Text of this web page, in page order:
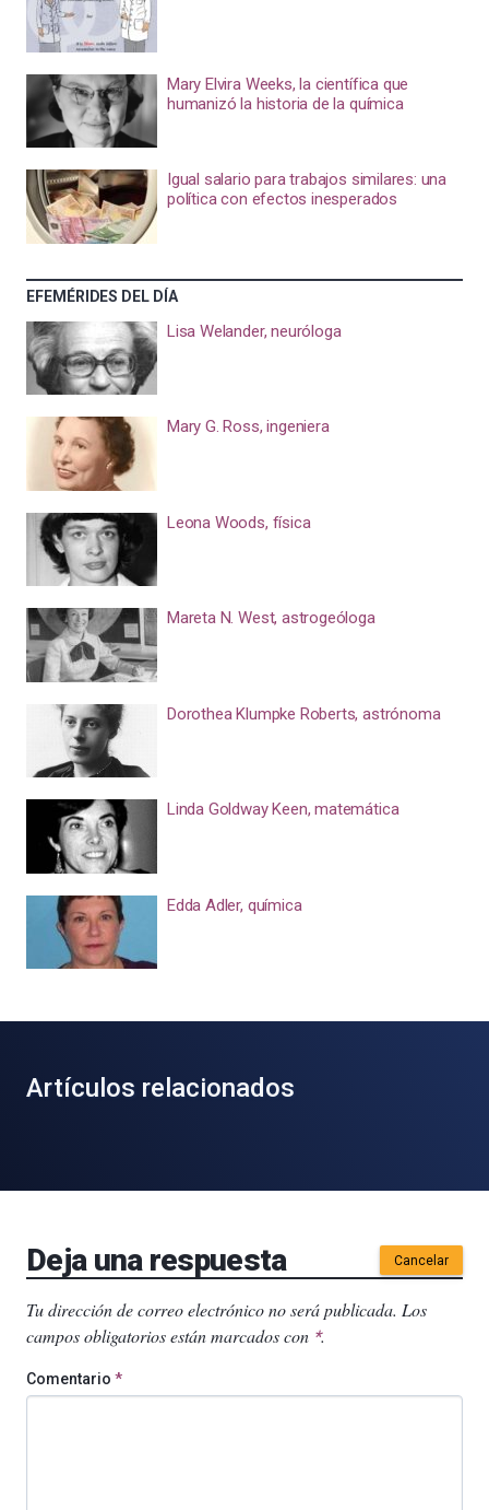
Mary Elvira Weeks, la científica que
humanizó la historia de la química
Igual salario para trabajos similares: una
política con efectos inesperados
EFEMÉRIDES DEL DÍA
Lisa Welander, neuróloga
Mary G. Ross, ingeniera
Leona Woods, física
Mareta N. West, astrogeóloga
Dorothea Klumpke Roberts, astrónoma
Linda Goldway Keen, matemática
Edda Adler, química
Artículos relacionados
Deja una respuesta Cancelar
Tu dirección de correo electrónico no será publicada. Los
campos obligatorios están marcados con *.
Comentario *